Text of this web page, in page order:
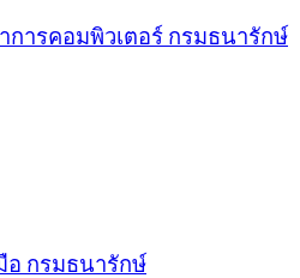
ารคอมพิวเตอร์ กรมธนารักษ์
อ กรมธนารักษ์